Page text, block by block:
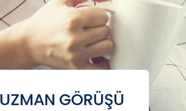
UZMAN GÖRÜŞÜ